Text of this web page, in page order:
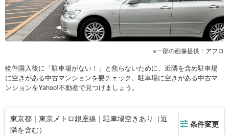
一部の画像提供：アフロ
物件購入後に「駐車場がない！」と焦らないために、近隣を含め駐車場
に空きがある中古マンションを要チェック。駐車場に空きがある中古マ
ンションをYahoo!不動産で見つけましょう。
東京都｜東京メトロ銀座線｜駐車場空きあり（近
隣を含む）
条件変更